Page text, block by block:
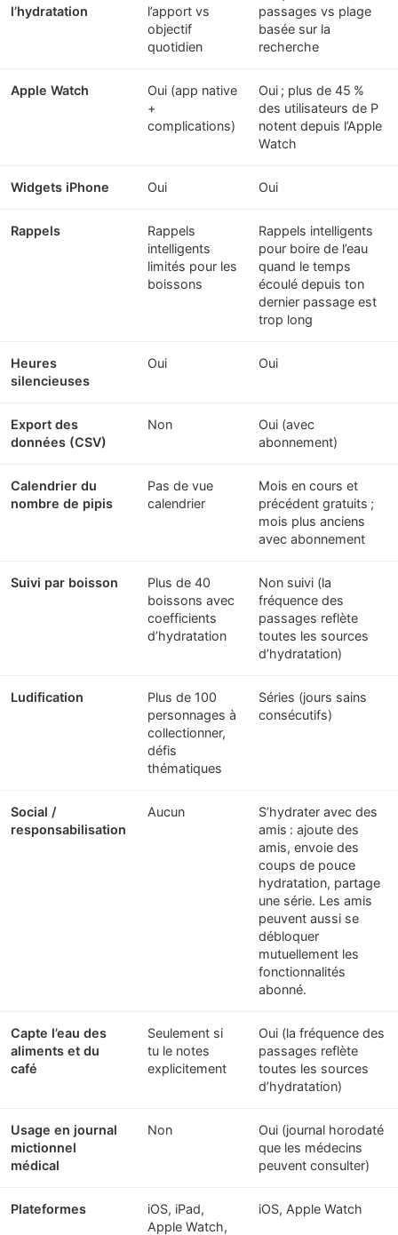
l’hydratation
l’apport vs
objectif
quotidien
passages vs plage
basée sur la
recherche
Apple Watch
Oui (app native
+
complications)
Oui ; plus de 45 %
des utilisateurs de P
notent depuis l’Apple
Watch
Widgets iPhone Oui Oui
Rappels
Rappels
intelligents
limités pour les
boissons
Rappels intelligents
pour boire de l’eau
quand le temps
écoulé depuis ton
dernier passage est
trop long
Heures
silencieuses
Oui Oui
Export des
données (CSV)
Non
Oui (avec
abonnement)
Calendrier du
nombre de pipis
Pas de vue
calendrier
Mois en cours et
précédent gratuits ;
mois plus anciens
avec abonnement
Suivi par boisson
Plus de 40
boissons avec
coefficients
d’hydratation
Non suivi (la
fréquence des
passages reflète
toutes les sources
d’hydratation)
Ludification
Plus de 100
personnages à
collectionner,
défis
thématiques
Séries (jours sains
consécutifs)
Social /
responsabilisation
Aucun
S’hydrater avec des
amis : ajoute des
amis, envoie des
coups de pouce
hydratation, partage
une série. Les amis
peuvent aussi se
débloquer
mutuellement les
fonctionnalités
abonné.
Capte l’eau des
aliments et du
café
Seulement si
tu le notes
explicitement
Oui (la fréquence des
passages reflète
toutes les sources
d’hydratation)
Usage en journal
mictionnel
médical
Non
Oui (journal horodaté
que les médecins
peuvent consulter)
Plateformes
iOS, iPad,
Apple Watch,
iOS, Apple Watch